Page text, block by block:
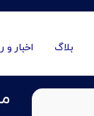
بلاگ اخبار و